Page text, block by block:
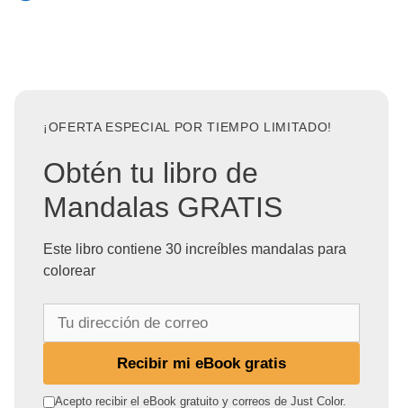
¡OFERTA ESPECIAL POR TIEMPO LIMITADO!
Obtén tu libro de
Mandalas GRATIS
Este libro contiene 30 increíbles mandalas para
colorear
r
Recibir mi eBook gratis
Acepto recibir el eBook gratuito y correos de Just Color.